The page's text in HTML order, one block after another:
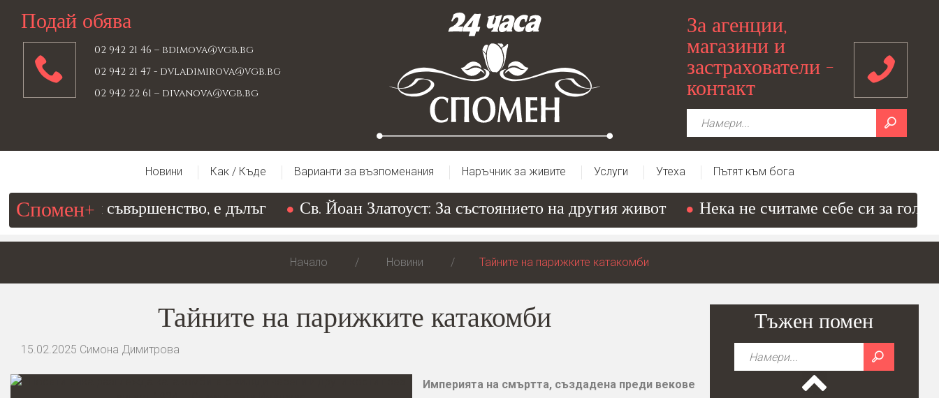
Подай обява
02 942 21 46 – bdimova@vgb.bg
02 942 21 47 - dvladimirova@vgb.bg
02 942 22 61 – divanova@vgb.bg
За агенции,
магазини и
застрахователи -
контакт
Новини Как / Къде Варианти за възпоменания Наръчник за живите Услуги Утеха Пътят към бога
Спомен+
водещ към съвършенство, е дълъг Св. Йоан Златоуст: За състоянието на другия живот Нека не считаме себе си за
Начало Новини Тайните на парижките катакомби
Тайните на парижките катакомби
15.02.2025 Симона Димитрова
Империята на смъртта, създадена преди векове
Тъжен помен